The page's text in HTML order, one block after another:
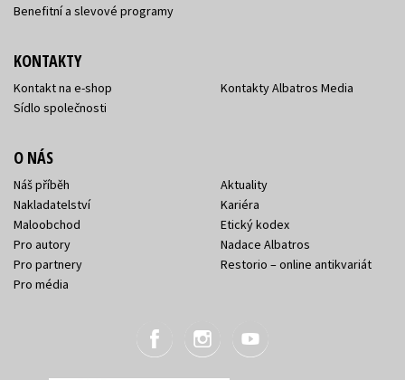
Benefitní a slevové programy
KONTAKTY
Kontakt na e-shop
Sídlo společnosti
Kontakty Albatros Media
O NÁS
Náš příběh
Nakladatelství
Maloobchod
Pro autory
Pro partnery
Pro média
Aktuality
Kariéra
Etický kodex
Nadace Albatros
Restorio – online antikvariát